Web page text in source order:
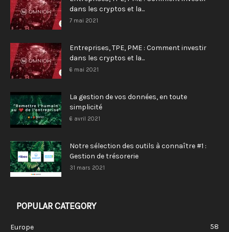
dans les cryptos et la...
7 mai 2021
Entreprises, TPE, PME : Comment investir
dans les cryptos et la...
6 mai 2021
La gestion de vos données, en toute
simplicité
6 avril 2021
Notre sélection des outils à connaître #1 :
Gestion de trésorerie
31 mars 2021
POPULAR CATEGORY
Europe
58